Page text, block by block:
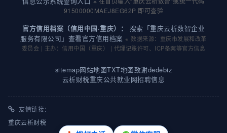
91500000MAEJ8EG62P 即可查验
官方信用档案（信用中国·重庆）：
搜索「重庆云析数智企业
服务有限公司」查看官方信用档案※ 数据来源：重庆市发展和改革
委员会 | 主办：信用中国（重庆） | 代理记账许可、ICP备案等官方信息
sitemap网站地图TXT地图致谢dedebiz
云析财税重庆公共就业网招聘信息
友情链接：
重庆云析财税